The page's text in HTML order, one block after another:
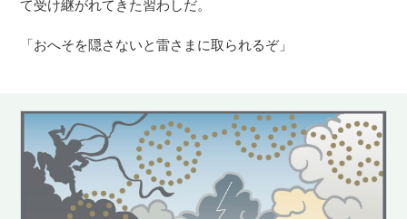
て受け継がれてきた習わしだ。
「おへそを隠さないと雷さまに取られるぞ」